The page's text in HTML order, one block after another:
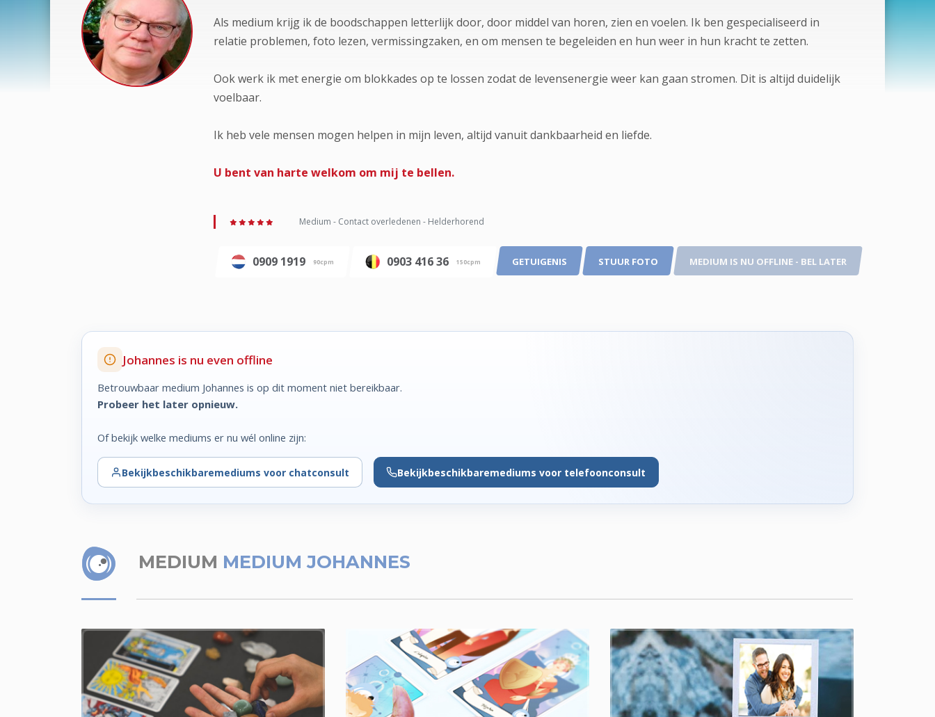
Als medium krijg ik de boodschappen letterlijk door, door middel van horen, zien en voelen. Ik ben gespecialiseerd in
relatie problemen, foto lezen, vermissingzaken, en om mensen te begeleiden en hun weer in hun kracht te zetten.
Ook werk ik met energie om blokkades op te lossen zodat de levensenergie weer kan gaan stromen. Dit is altijd duidelijk
voelbaar.
Ik heb vele mensen mogen helpen in mijn leven, altijd vanuit dankbaarheid en liefde.
U bent van harte welkom om mij te bellen.
Medium - Contact overledenen - Helderhorend
0909 1919 90cpm 0903 416 36 150cpm GETUIGENIS STUUR FOTO MEDIUM IS NU OFFLINE - BEL LATER
Johannes is nu even offline
Betrouwbaar medium Johannes is op dit moment niet bereikbaar.
Probeer het later opnieuw.
Of bekijk welke mediums er nu wél online zijn:
Bekijkbeschikbaremediums voor chatconsult Bekijkbeschikbaremediums voor telefoonconsult
MEDIUM MEDIUM JOHANNES